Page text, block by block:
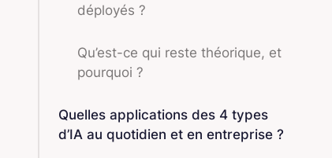
déployés ?
Qu’est-ce qui reste théorique, et
pourquoi ?
Quelles applications des 4 types
d’IA au quotidien et en entreprise ?